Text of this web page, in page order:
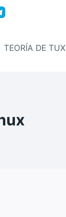
TEORÍA DE TUX